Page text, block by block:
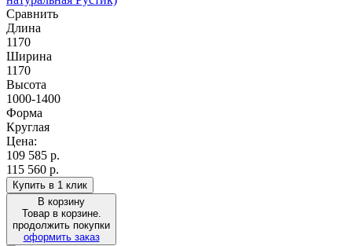
Сравнить
Длина
1170
Ширина
1170
Высота
1000-1400
Форма
Круглая
Цена:
109 585 р.
115 560 р.
Купить в 1 клик
В корзину
Товар в корзине.
продолжить покупки
оформить заказ